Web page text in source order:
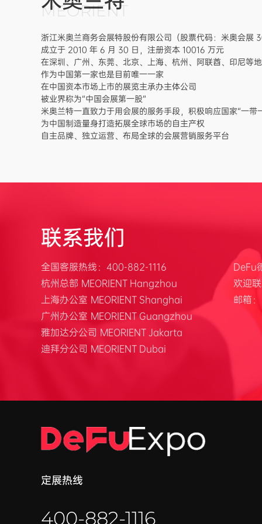
MEORIENT
浙江米奥兰商务会展特股份有限公司（股票代码：米奥会展
成立于 2010 年 6 月 30 日，注册资本 10016 万元
在深圳、广州、东莞、北京、上海、杭州、阿联酋、印尼等
作为中国第一家也是目前唯一一家
在中国资本市场上市的展览主承办主体公司
被业界称为“中国会展第一股”
米奥兰特一直致力于用会展的服务手段，积极响应国家“一带
为中国制造量身打造拓展全球市场的自主产权
自主品牌、独立运营、布局全球的会展营销服务平台
联系我们
全国客服热线：400-882-1116
杭州总部 MEORIENT Hangzhou
上海办公室 MEORIENT Shanghai
广州办公室 MEORIENT Guangzhou
雅加达分公司 MEORIENT Jakarta
迪拜分公司 MEORIENT Dubai
DeFu
欢迎
邮箱
定展热线
400-882-1116